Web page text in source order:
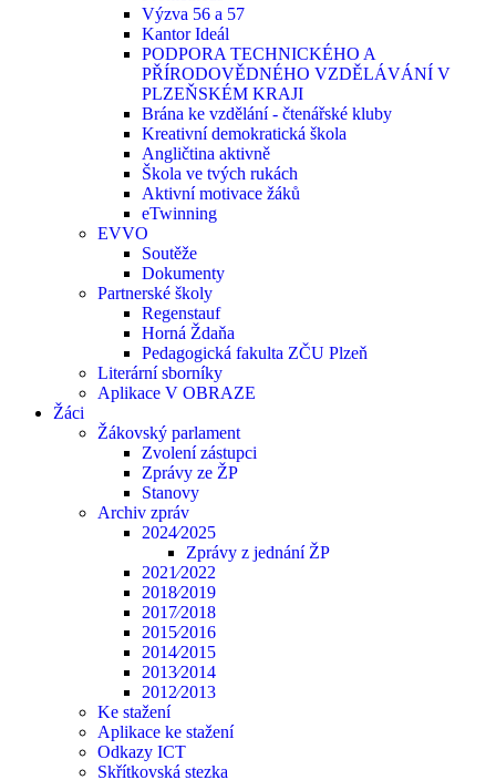
Výzva 56 a 57
Kantor Ideál
PODPORA TECHNICKÉHO A
PŘÍRODOVĚDNÉHO VZDĚLÁVÁNÍ V
PLZEŇSKÉM KRAJI
Brána ke vzdělání - čtenářské kluby
Kreativní demokratická škola
Angličtina aktivně
Škola ve tvých rukách
Aktivní motivace žáků
eTwinning
EVVO
Soutěže
Dokumenty
Partnerské školy
Regenstauf
Horná Ždaňa
Pedagogická fakulta ZČU Plzeň
Literární sborníky
Aplikace V OBRAZE
Žáci
Žákovský parlament
Zvolení zástupci
Zprávy ze ŽP
Stanovy
Archiv zpráv
2024⁄2025
Zprávy z jednání ŽP
2021⁄2022
2018⁄2019
2017⁄2018
2015⁄2016
2014⁄2015
2013⁄2014
2012⁄2013
Ke stažení
Aplikace ke stažení
Odkazy ICT
Skřítkovská stezka